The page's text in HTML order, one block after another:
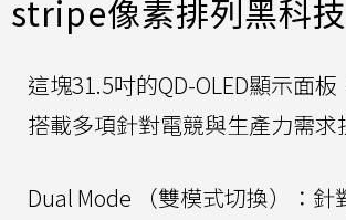
stripe像素排列黑科技
這塊31.5吋的QD-OLED顯示面
搭載多項針對電競與生產力需求
Dual Mode （雙模式切換）：針